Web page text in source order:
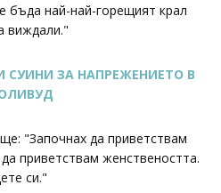
най-най-горещият крал
виждали."
СУИНИ ЗА НАПРЕЖЕНИЕТО В
"Започнах да приветствам
приветствам женствеността.
си."